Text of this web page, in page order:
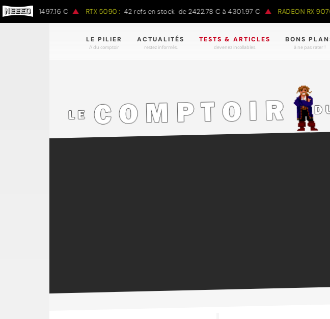
à 1497.16 € RTX 5090 : 42 refs en stock de 2422.78 € à 4301.97 € RADEON RX 9070 : 43
LE PILIER
// du comptoir
ACTUALITÉS
restez informés.
TESTS & ARTICLES
devenez incollables.
BONS
à ne pas rater !